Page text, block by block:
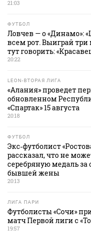
21:03
ФУТБОЛ
Ловчев — о «Динамо»:
всем рот. Выиграй
тут говорить:
20:22
LEON-ВТОРАЯ ЛИГА
«Алания» проведет
обновленном
«Спартак» 15 августа
20:18
ФУТБОЛ
Экс‑футболист
рассказал, что не
серебряную медаль за
бывшей жены
20:13
ЛИГА ПАРИ
Футболисты «Сочи»
матч Первой лиги с
19:57